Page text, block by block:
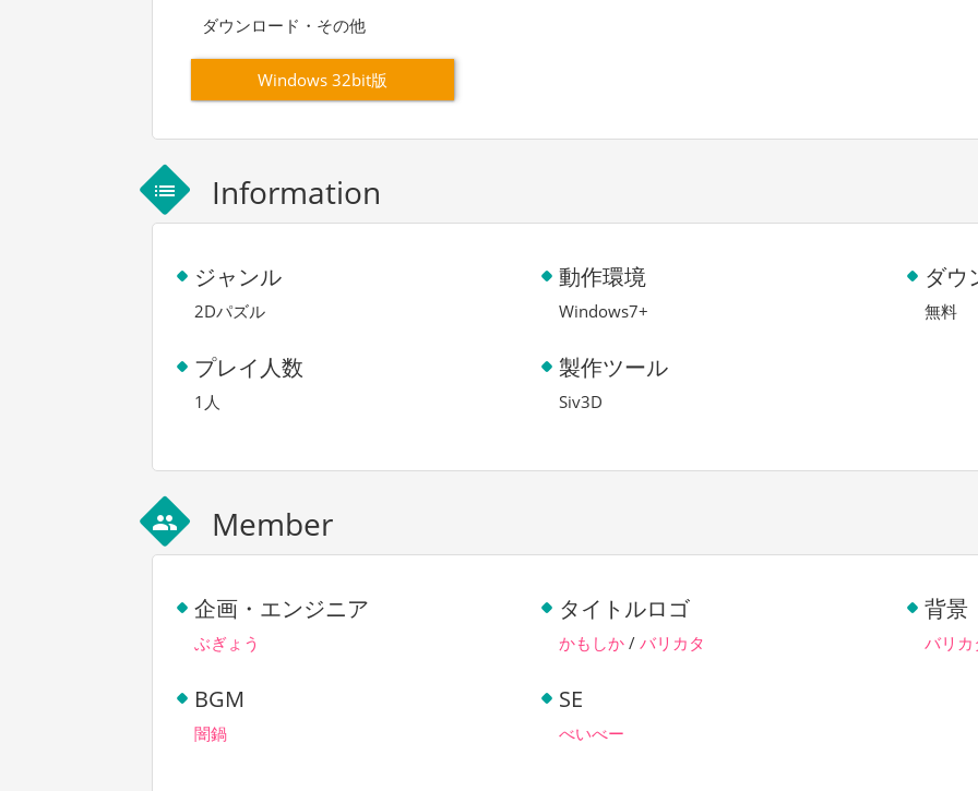
ダウンロード・その他
Windows 32bit版
list Information
ジャンル
2Dパズル
動作環境
Windows7+
ダウ
無料
プレイ人数
1人
製作ツール
Siv3D
group Member
企画・エンジニア
ぶぎょう
タイトルロゴ
かもしか /バリカタ
背景
バリカ
BGM
闇鍋
SE
べいべー